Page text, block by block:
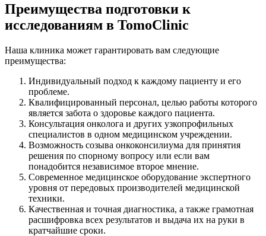
Преимущества подготовки к
исследованиям в TomoClinic
Наша клиника может гарантировать вам следующие
преимущества:
Индивидуальный подход к каждому пациенту и его
проблеме.
Квалифицированный персонал, целью работы которого
является забота о здоровье каждого пациента.
Консультация онколога и других узкопрофильных
специалистов в одном медицинском учреждении.
Возможность созыва онкоконсилиума для принятия
решения по спорному вопросу или если вам
понадобится независимое второе мнение.
Современное медицинское оборудование экспертного
уровня от передовых производителей медицинской
техники.
Качественная и точная диагностика, а также грамотная
расшифровка всех результатов и выдача их на руки в
кратчайшие сроки.